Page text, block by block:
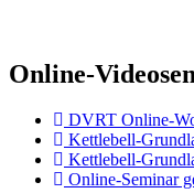
Online-
DVRT Online-
Kettlebell-
Kettlebell-
Online-Seminar